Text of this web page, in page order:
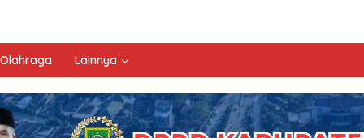
Olahraga Lainnya